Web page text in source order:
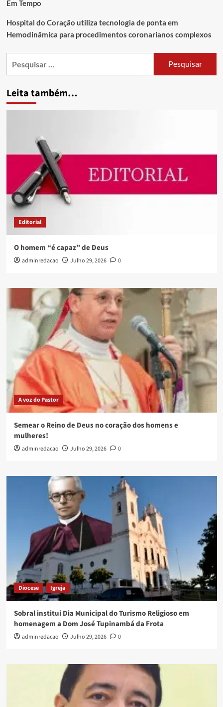
Em Tempo
Hospital do Coração utiliza tecnologia de ponta em
Hemodinâmica para procedimentos coronarianos complexos
Leita também…
Editorial
O homem “é capaz” de Deus
adminredacao Julho 29, 2026 0
A voz do Pastor
Semear o Reino de Deus no coração dos homens e
mulheres!
adminredacao Julho 29, 2026 0
Diocese Igreja
Sobral institui Dia Municipal do Turismo Religioso em
homenagem a Dom José Tupinambá da Frota
adminredacao Julho 29, 2026 0